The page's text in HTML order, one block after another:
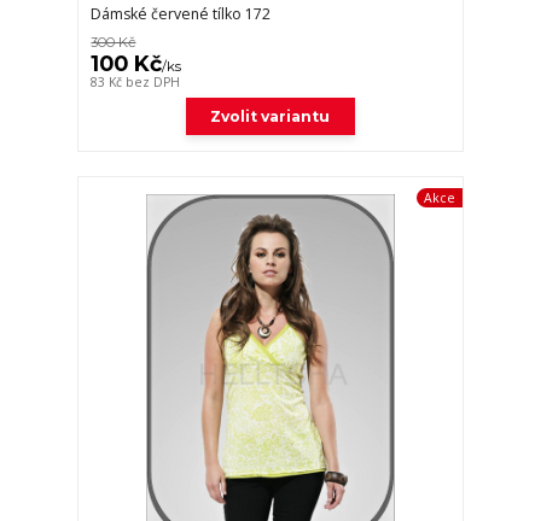
Dámské červené tílko 172
300 Kč
100 Kč/ks
83 Kč bez DPH
Zvolit variantu
Akce